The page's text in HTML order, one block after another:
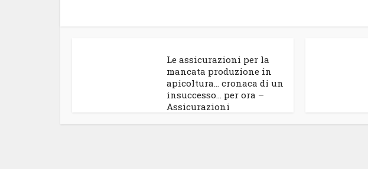
Le assicurazioni per la
mancata produzione in
apicoltura… cronaca di un
insuccesso… per ora –
Assicurazioni